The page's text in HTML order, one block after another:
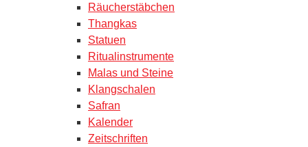
Räucherstäbchen
Thangkas
Statuen
Ritualinstrumente
Malas und Steine
Klangschalen
Safran
Kalender
Zeitschriften